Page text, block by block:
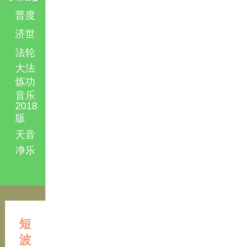
普度
济世
法轮
大法
炼功
音乐
2018
版
天音
净乐
短
波